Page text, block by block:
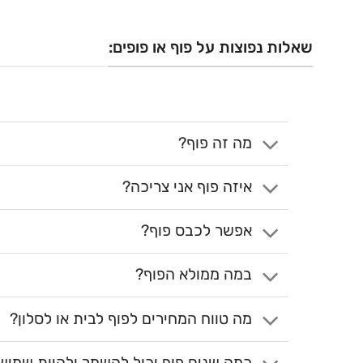
שאלות נפוצות על פוף או פופים:
מה זה פוף?
איזה פוף אני צריכה?
אפשר לכבס פוף?
במה ממולא הפוף?
מה טווח המחירים לפוף לבית או לסלון?